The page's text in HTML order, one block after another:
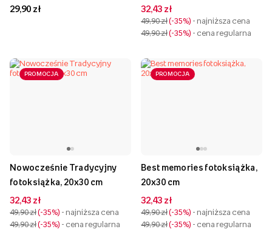
29,90 zł 32,43 zł
49,90 zł -35% - najniższa cena
49,90 zł -35% - cena regularna
PROMOCJA
Nowocześnie Tradycyjny
fotoksiążka, 20x30 cm
32,43 zł
49,90 zł -35% - najniższa cena
49,90 zł -35% - cena regularna
PROMOCJA
Best memories fotoksiążka,
20x30 cm
32,43 zł
49,90 zł -35% - najniższa cena
49,90 zł -35% - cena regularna